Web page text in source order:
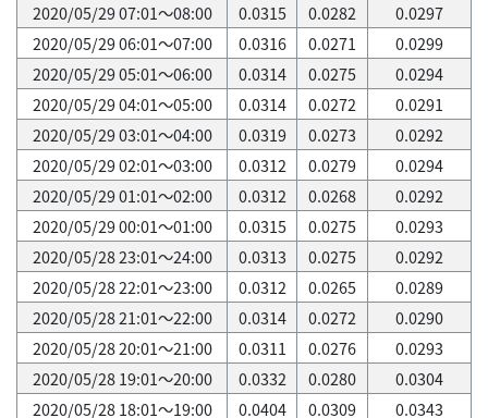
2020/05/29 07:01～08:00
0.0315 0.0282
0.0297
2020/05/29 06:01～07:00
0.0316 0.0271
0.0299
2020/05/29 05:01～06:00
0.0314 0.0275
0.0294
2020/05/29 04:01～05:00
0.0314 0.0272
0.0291
2020/05/29 03:01～04:00
0.0319 0.0273
0.0292
2020/05/29 02:01～03:00
0.0312 0.0279
0.0294
2020/05/29 01:01～02:00
0.0312 0.0268
0.0292
2020/05/29 00:01～01:00
0.0315 0.0275
0.0293
2020/05/28 23:01～24:00
0.0313 0.0275
0.0292
2020/05/28 22:01～23:00
0.0312 0.0265
0.0289
2020/05/28 21:01～22:00
0.0314 0.0272
0.0290
2020/05/28 20:01～21:00
0.0311 0.0276
0.0293
2020/05/28 19:01～20:00
0.0332 0.0280
0.0304
2020/05/28 18:01～19:00
0.0404 0.0309 0.0343